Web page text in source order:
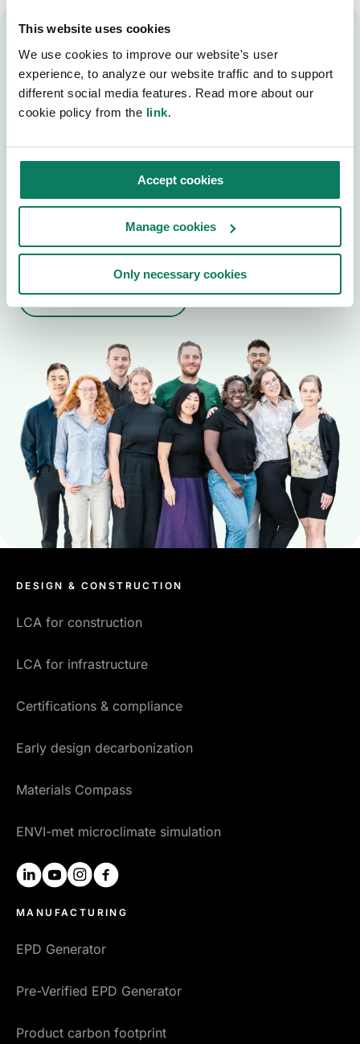
This website uses cookies
We use cookies to improve our website's user
experience, to analyze our website traffic and to support
different social media features. Read more about our
cookie policy from the link.
Accept cookies
Manage cookies
Only necessary cookies
Parlez à nos experts en
ACV
aider à réduire le carbone incorporé dans vos
projets, à être en conformité, et à gagner plus
Réservez une démo
Contactez-nous
DESIGN & CONSTRUCTION
LCA for construction
LCA for infrastructure
Certifications & compliance
Early design decarbonization
Materials Compass
ENVI-met microclimate simulation
linkedinyoutubeinstagram
MANUFACTURING
EPD Generator
Pre-Verified EPD Generator
Product carbon footprint